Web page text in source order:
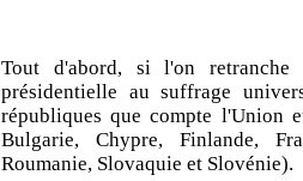
Tout d'abord, si l'on retranche
présidentielle au suffrage
républiques que compte l'Union
Bulgarie, Chypre, Finlande,
Roumanie, Slovaquie et Slovénie).